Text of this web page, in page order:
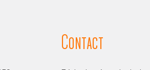
Contact